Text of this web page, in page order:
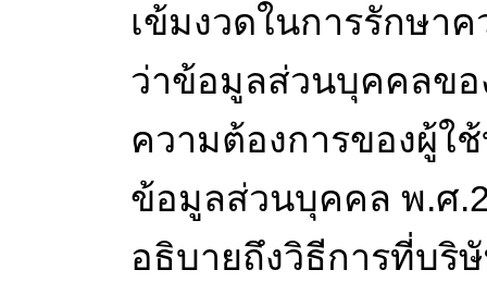
เข้มงวดในการรักษา
ว่าข้อมูลส่วนบุคคลขอ
ความต้องการของผู้ใ
ข้อมูลส่วนบุคคล พ.ศ
อธิบายถึงวิธีการที่บริ